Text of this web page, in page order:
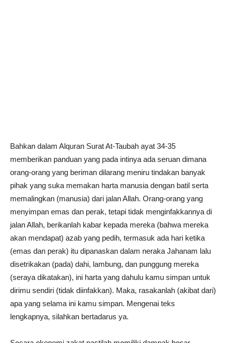
Bahkan dalam Alquran Surat At-Taubah ayat 34-35
memberikan panduan yang pada intinya ada seruan dimana
orang-orang yang beriman dilarang meniru tindakan banyak
pihak yang suka memakan harta manusia dengan batil serta
memalingkan (manusia) dari jalan Allah. Orang-orang yang
menyimpan emas dan perak, tetapi tidak menginfakkannya di
jalan Allah, berikanlah kabar kepada mereka (bahwa mereka
akan mendapat) azab yang pedih, termasuk ada hari ketika
(emas dan perak) itu dipanaskan dalam neraka Jahanam lalu
disetrikakan (pada) dahi, lambung, dan punggung mereka
(seraya dikatakan), ini harta yang dahulu kamu simpan untuk
dirimu sendiri (tidak diinfakkan). Maka, rasakanlah (akibat dari)
apa yang selama ini kamu simpan. Mengenai teks
lengkapnya, silahkan bertadarus ya.